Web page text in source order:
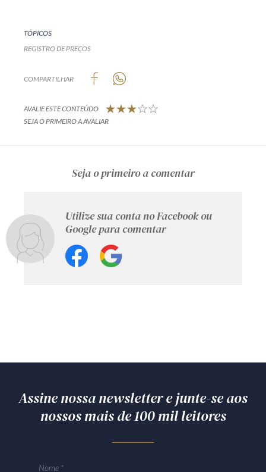
TÓPICOS
REGISTRO DE PREÇOS
COMPARTILHAR
AVALIE ESTE CONTEÚDO
SEJA O PRIMEIRO A AVALIAR
Seja o primeiro a comentar
Utilize sua conta no Facebook ou
Google para comentar
Assine nossa newsletter e junte-se aos
nossos mais de 100 mil leitores
Nome